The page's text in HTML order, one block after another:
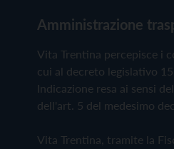
Amministrazione
Vita Trentina percepisce i
cui al decreto legislativo
Indicazione resa ai sensi
dell'art. 5 del medesimo
Vita Trentina, tramite la